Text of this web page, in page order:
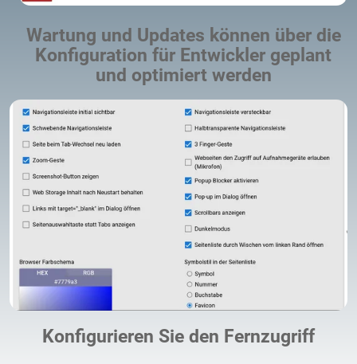
Wartung und Updates können über die
Konfiguration für Entwickler geplant
und optimiert werden
Konfigurieren Sie den Fernzugriff